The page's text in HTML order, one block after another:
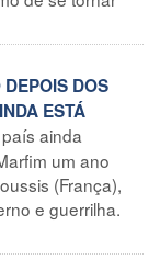
DOS
ESTÁ
ainda
um ano
(França),
e guerrilha.